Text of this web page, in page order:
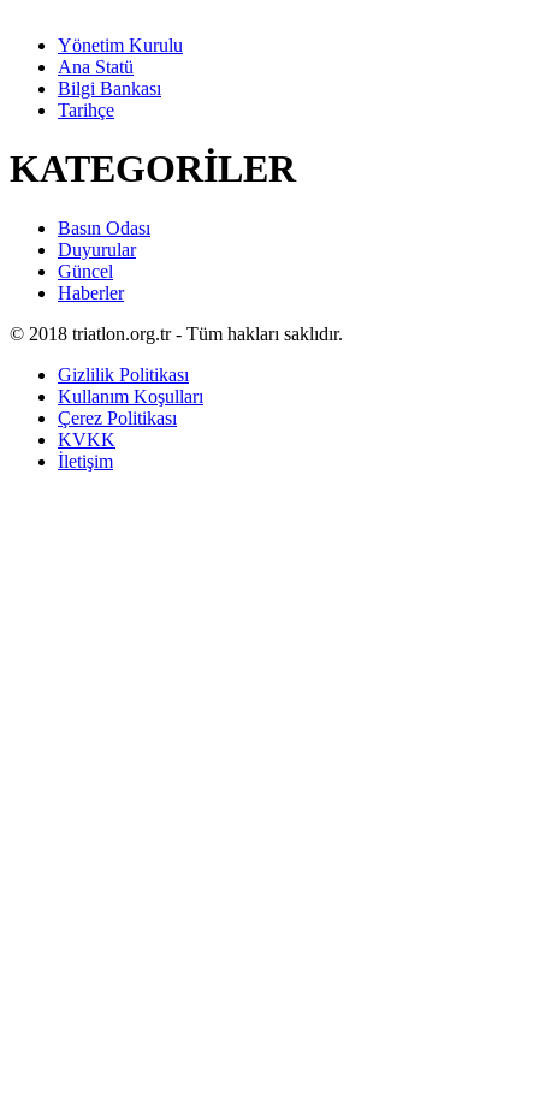
Yönetim Kurulu
Ana Statü
Bilgi Bankası
Tarihçe
KATEGORİLER
Basın Odası
Duyurular
Güncel
Haberler
© 2018 triatlon.org.tr - Tüm hakları saklıdır.
Gizlilik Politikası
Kullanım Koşulları
Çerez Politikası
KVKK
İletişim